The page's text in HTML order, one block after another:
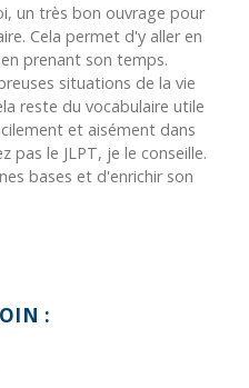
un très bon ouvrage pour
Cela permet d'y aller en
prenant son temps.
situations de la vie
reste du vocabulaire utile
et aisément dans
pas le JLPT, je le conseille.
bases et d'enrichir son
: